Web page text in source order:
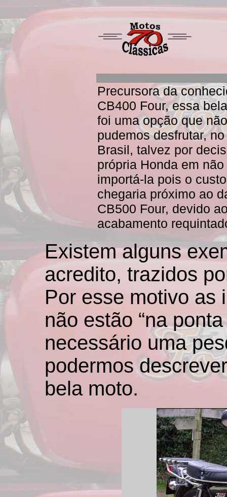
Precursora da
CB400 Four, essa
foi uma opção que não
pudemos desfrutar, no
Brasil, talvez por
própria Honda em não
importá-la pois o
chegaria próximo ao
CB500 Four, devido
acabamento
Existem alguns
acredito, trazidos
Por esse motivo as
não estão “na
necessário uma
podermos
bela moto.